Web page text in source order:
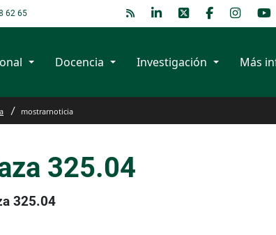
62 65
Docencia Investigación Más
mostrarnoticia
325.04
325.04